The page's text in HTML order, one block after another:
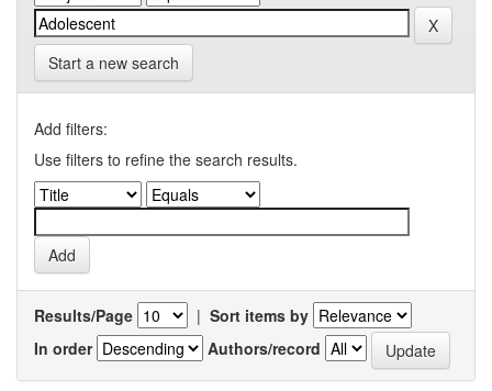
Start a new search
Add filters:
Use filters to refine the search results.
Results/Page | Sort items by
In order
Authors/record